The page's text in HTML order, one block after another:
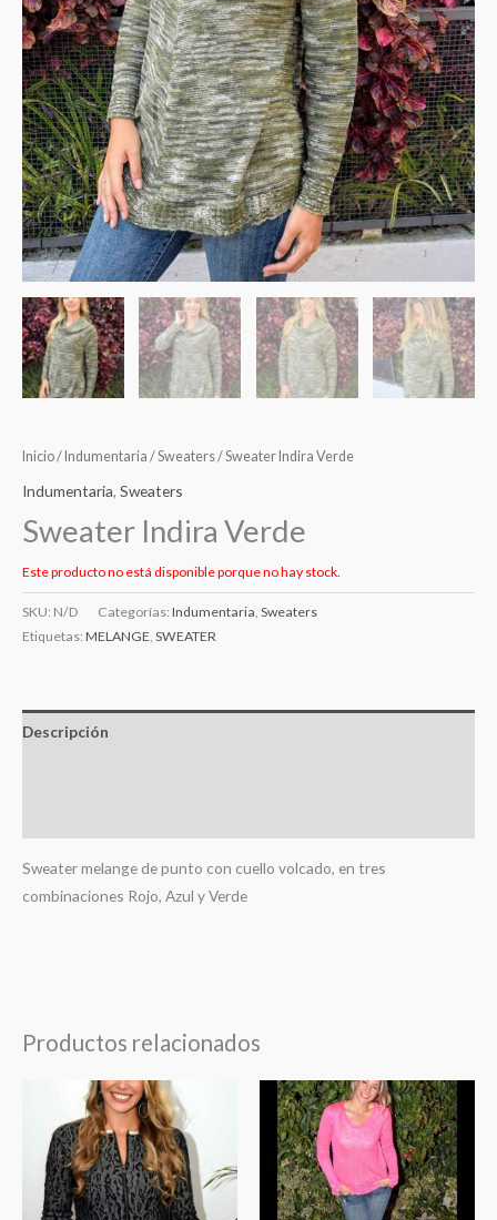
Inicio/ Indumentaria /Sweaters/ Sweater Indira Verde
Indumentaria, Sweaters
Sweater Indira Verde
Este producto no está disponible porque no hay stock.
SKU: N/D Categorías: Indumentaria, Sweaters
Etiquetas: MELANGE, SWEATER
Descripción
Sweater melange de punto con cuello volcado, en tres
combinaciones Rojo, Azul y Verde
Productos relacionados